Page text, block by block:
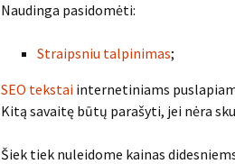
Naudinga pasidomėti:
Straipsniu talpinimas;
SEO tekstai internetiniams
Kitą savaitę būtų parašyti, jei nėra
Šiek tiek nuleidome kainas